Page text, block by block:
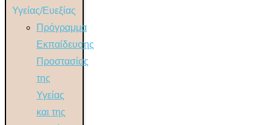
Υγείας/Ευεξίας
Πρόγραμμα
Εκπαίδευσης
Προστασίας
της
Υγείας
και της